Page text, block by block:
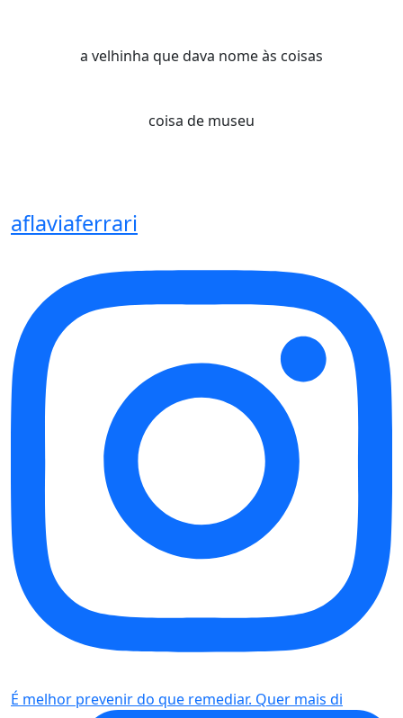
a velhinha que dava nome às coisas
coisa de museu
aflaviaferrari
É melhor prevenir do que remediar. Quer mais di